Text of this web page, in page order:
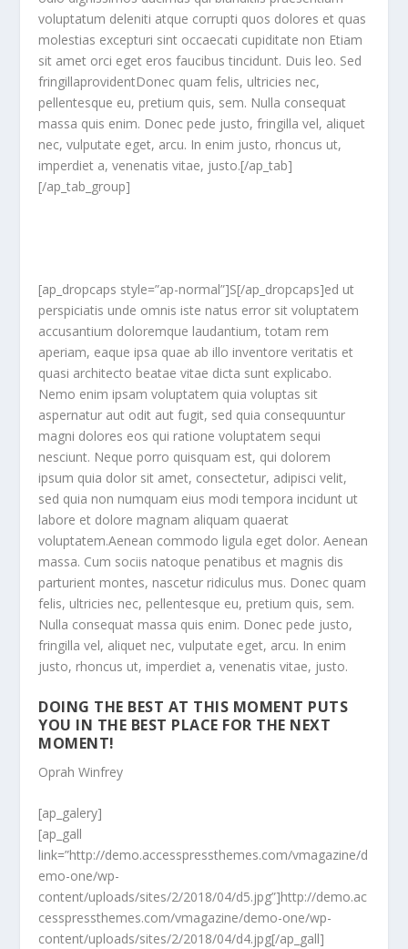
voluptatum deleniti atque corrupti quos dolores et quas
molestias excepturi sint occaecati cupiditate non Etiam
sit amet orci eget eros faucibus tincidunt. Duis leo. Sed
fringillaprovidentDonec quam felis, ultricies nec,
pellentesque eu, pretium quis, sem. Nulla consequat
massa quis enim. Donec pede justo, fringilla vel, aliquet
nec, vulputate eget, arcu. In enim justo, rhoncus ut,
imperdiet a, venenatis vitae, justo.[/ap_tab]
[/ap_tab_group]
[ap_dropcaps style=”ap-normal”]S[/ap_dropcaps]ed ut
perspiciatis unde omnis iste natus error sit voluptatem
accusantium doloremque laudantium, totam rem
aperiam, eaque ipsa quae ab illo inventore veritatis et
quasi architecto beatae vitae dicta sunt explicabo.
Nemo enim ipsam voluptatem quia voluptas sit
aspernatur aut odit aut fugit, sed quia consequuntur
magni dolores eos qui ratione voluptatem sequi
nesciunt. Neque porro quisquam est, qui dolorem
ipsum quia dolor sit amet, consectetur, adipisci velit,
sed quia non numquam eius modi tempora incidunt ut
labore et dolore magnam aliquam quaerat
voluptatem.Aenean commodo ligula eget dolor. Aenean
massa. Cum sociis natoque penatibus et magnis dis
parturient montes, nascetur ridiculus mus. Donec quam
felis, ultricies nec, pellentesque eu, pretium quis, sem.
Nulla consequat massa quis enim. Donec pede justo,
fringilla vel, aliquet nec, vulputate eget, arcu. In enim
justo, rhoncus ut, imperdiet a, venenatis vitae, justo.
DOING THE BEST AT THIS MOMENT PUTS
YOU IN THE BEST PLACE FOR THE NEXT
MOMENT!
Oprah Winfrey
[ap_galery]
[ap_gall
link=”http://demo.accesspressthemes.com/vmagazine/d
emo-one/wp-
content/uploads/sites/2/2018/04/d5.jpg”]http://demo.ac
cesspressthemes.com/vmagazine/demo-one/wp-
content/uploads/sites/2/2018/04/d4.jpg[/ap_gall]